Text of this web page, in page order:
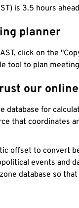
is 3.5 hours
planner
click on the
tool to plan
our
database for
that coordinates
offset to convert
events and
database so